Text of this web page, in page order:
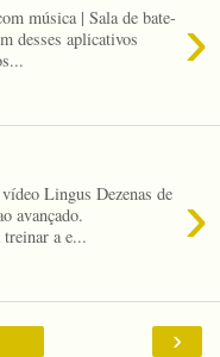
›
música | Sala de bate-
desses aplicativos
›
Lingus Dezenas de
avançado.
a e...
›